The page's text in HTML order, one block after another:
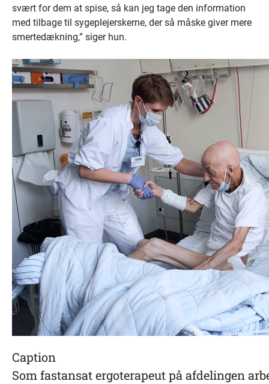
svært for dem at spise, så kan jeg tage den information
med tilbage til sygeplejerskerne, der så måske giver mere
smertedækning,” siger hun.
Caption
Som fastansat ergoterapeut på afdelingen